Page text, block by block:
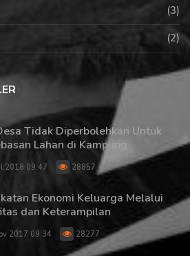
(3)
(2)
Tidak Diperbolehkan Untuk
Lahan di Kampung
2018 09:47 28857
Ekonomi Keluarga Melalui
dan Keterampilan
2017 09:34 28277